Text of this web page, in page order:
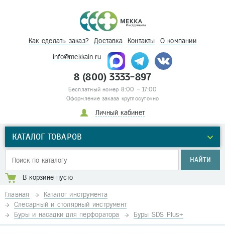
Как сделать заказ? Доставка Контакты О компании
info@mekkain.ru
8 (800) 3333-897
Бесплатный номер 8:00 – 17:00
Оформление заказа круглосуточно
Личный кабинет
КАТАЛОГ ТОВАРОВ
НАЙТИ
В корзине пусто
Главная
Каталог инструмента
Слесарный и столярный инструмент
Буры и насадки для перфоратора
Буры SDS Plus+